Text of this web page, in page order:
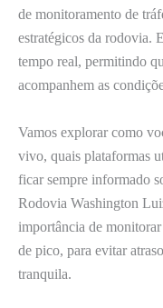
de monitoramento de
estratégicos da rodovia.
tempo real, permitindo
acompanhem as
Vamos explorar como
vivo, quais plataformas
ficar sempre informado
Rodovia Washington
importância de
de pico, para evitar
tranquila.